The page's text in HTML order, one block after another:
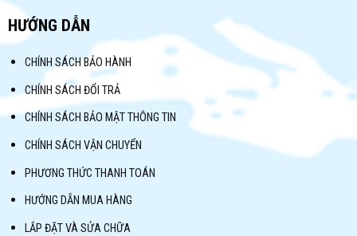
HƯỚNG DẪN
CHÍNH SÁCH BẢO HÀNH
CHÍNH SÁCH ĐỔI TRẢ
CHÍNH SÁCH BẢO MẬT THÔNG TIN
CHÍNH SÁCH VẬN CHUYỂN
PHƯƠNG THỨC THANH TOÁN
HƯỚNG DẪN MUA HÀNG
LẮP ĐẶT VÀ SỬA CHỮA